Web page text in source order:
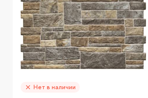
Нет в наличии